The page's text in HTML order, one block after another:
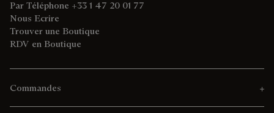
Par Téléphone +33 1 47 20 01 77
Nous Ecrire
Trouver une Boutique
RDV en Boutique
Commandes